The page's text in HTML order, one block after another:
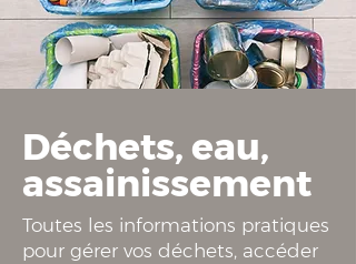
Déchets, eau,
assainissement
Toutes les informations pratiques
pour gérer vos déchets, accéder